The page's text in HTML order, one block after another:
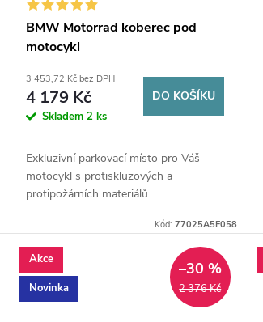
BMW Motorrad koberec pod
motocykl
3 453,72 Kč bez DPH
4 179 Kč
Skladem 2 ks
DO KOŠÍKU
Exkluzivní parkovací místo pro Váš
motocykl s protiskluzových a
protipožárních materiálů.
Kód: 77025A5F058
Akce
Novinka
2 376 Kč
–30 %